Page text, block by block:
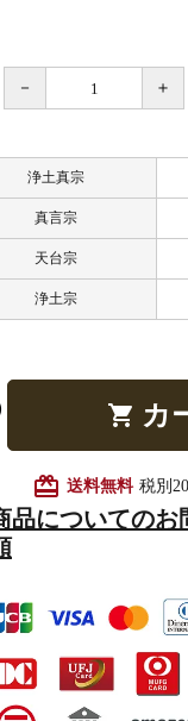
半装
－ ＋
浄土真宗
真言宗
天台宗
浄土宗
shopping_cart カ
card_giftcard 送料無料 税別
品についてのお